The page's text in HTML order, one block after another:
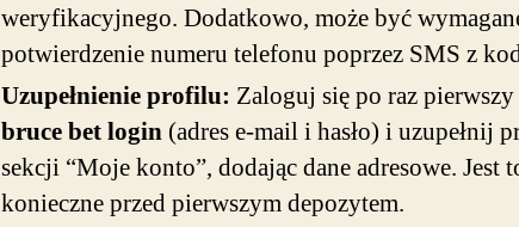
weryfikacyjnego. Dodatkowo, może być
potwierdzenie numeru telefonu poprzez SMS z
Uzupełnienie profilu: Zaloguj się po raz
bruce bet login (adres e-mail i hasło) i uzupełnij
sekcji “Moje konto”, dodając dane adresowe. Jest
konieczne przed pierwszym depozytem.